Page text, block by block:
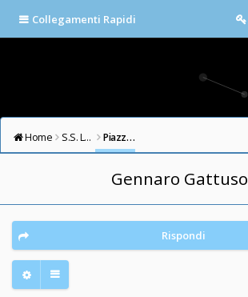
Collegamenti Rapidi
Home S.S. LAZIO FORUM Piazza della Libertà
Gennaro Gattuso
Rispondi